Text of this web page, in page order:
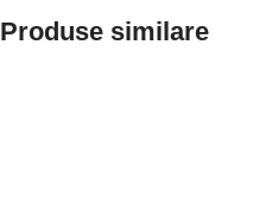
Produse similare